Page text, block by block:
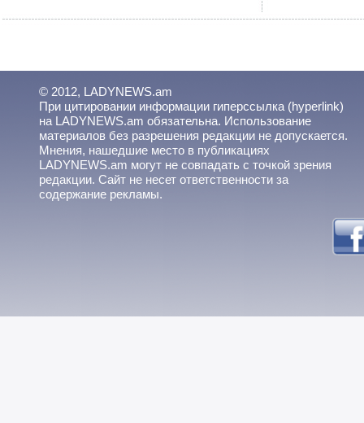
© 2012, LADYNEWS.am
При цитировании информации гиперссылка (hyperlink)
на LADYNEWS.am обязательна. Использование
материалов без разрешения редакции не допускается.
Мнения, нашедшие место в публикациях
LADYNEWS.am могут не совпадать с точкой зрения
редакции. Сайт не несет ответственности за
содержание рекламы.